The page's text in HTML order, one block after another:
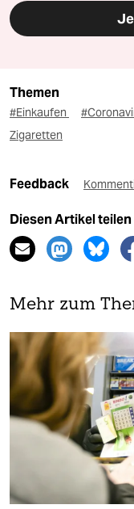
Themen
#Einkaufen
Zigaretten
Feedback
Diesen Artikel teilen
Mehr zum